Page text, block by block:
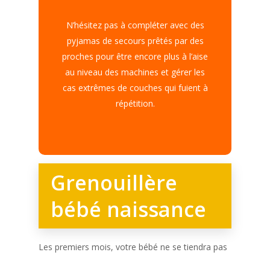
N’hésitez pas à compléter avec des
pyjamas de secours prêtés par des
proches pour être encore plus à l’aise
au niveau des machines et gérer les
cas extrêmes de couches qui fuient à
répétition.
Grenouillère
bébé naissance
Les premiers mois, votre bébé ne se tiendra pas